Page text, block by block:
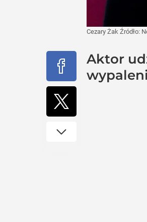
Cezary Żak Źródło:
Aktor